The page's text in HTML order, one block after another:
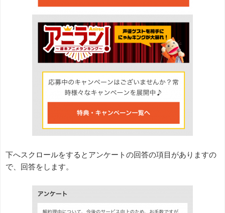
下へスクロールをするとアンケートの回答の項目がありますの
で、回答をします。